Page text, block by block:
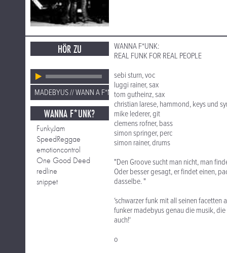
HÖR ZU
MADEBYUS // WANN A F*NK
WANNA F*UNK?
FunkyJam
SpeedReggae
emotioncontrol
One Good Deed
redline
snippet
WANNA F*UNK:
REAL FUNK FOR REAL PEOPLE
sebi sturn, voc
luggi rainer, sax
tom gutheinz, sax
christian larese, hammond, keys und
mike lederer, git
clemens rofner, bass
simon springer, perc
simon rainer, drums
"Den Groove sucht man nicht, man
Oder besser gesagt, er findet einen,
dasselbe. "
‘schwarzer funk mit all seinen
funker madebyus genau die musik,
auch!‘
o